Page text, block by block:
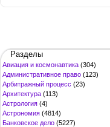
Разделы
Авиация и космонавтика (304)
Административное право (123)
Арбитражный процесс (23)
Архитектура (113)
Астрология (4)
Астрономия (4814)
Банковское дело (5227)